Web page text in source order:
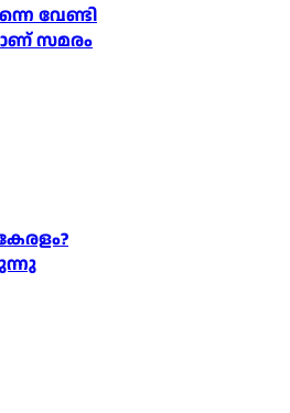
വേണ്ടി
സമരം